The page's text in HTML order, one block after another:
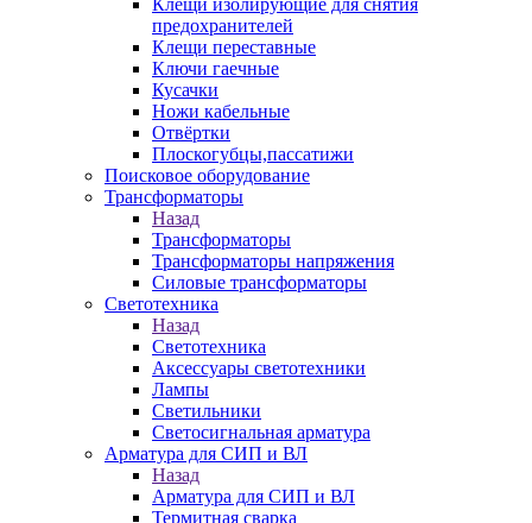
Клещи изолирующие для снятия
предохранителей
Клещи переставные
Ключи гаечные
Кусачки
Ножи кабельные
Отвёртки
Плоскогубцы,пассатижи
Поисковое оборудование
Трансформаторы
Назад
Трансформаторы
Трансформаторы напряжения
Силовые трансформаторы
Светотехника
Назад
Светотехника
Аксессуары светотехники
Лампы
Светильники
Светосигнальная арматура
Арматура для СИП и ВЛ
Назад
Арматура для СИП и ВЛ
Термитная сварка